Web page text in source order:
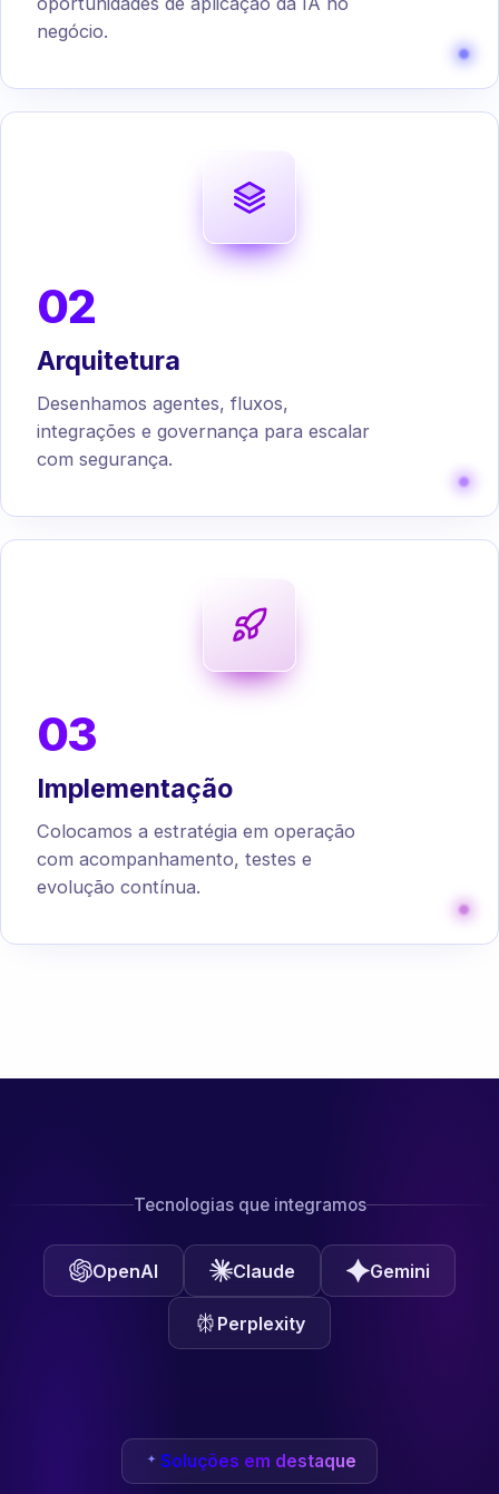
negócio.
02
Arquitetura
Desenhamos agentes, fluxos,
integrações e governança para escalar
com segurança.
03
Implementação
Colocamos a estratégia em operação
com acompanhamento, testes e
evolução contínua.
Tecnologias que integramos
OpenAI Claude Gemini
Perplexity
Soluções em destaque